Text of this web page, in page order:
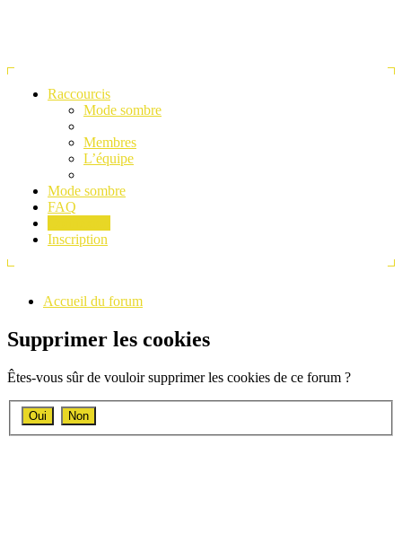
Raccourcis
Mode sombre
Membres
L’équipe
Mode sombre
FAQ
Inscription
Accueil du forum
Supprimer les cookies
Êtes-vous sûr de vouloir supprimer les cookies de ce forum ?